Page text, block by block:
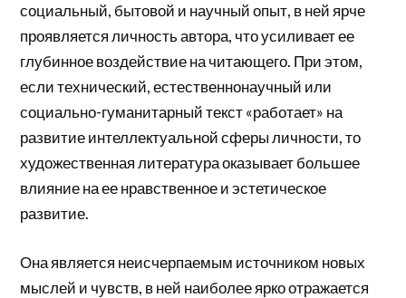
социальный, бытовой и научный опыт, в ней ярче
проявляется личность автора, что усиливает ее
глубинное воздействие на читающего. При этом,
если технический, естественнонаучный или
социально-гуманитарный текст «работает» на
развитие интеллектуальной сферы личности, то
художественная литература оказывает большее
влияние на ее нравственное и эстетическое
развитие.
Она является неисчерпаемым источником новых
мыслей и чувств, в ней наиболее ярко отражается